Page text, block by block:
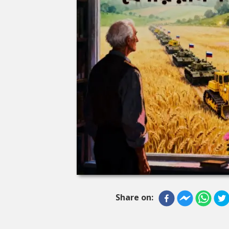
Share on: